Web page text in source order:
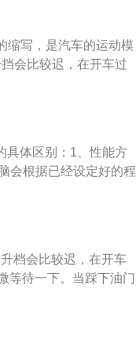
时间怠速、频繁并线
缩写，是汽车的运动模
会比较迟，在开车过
度相对来说比较温
于普通的驾驶挡，油
时候会切换到这个挡
具体区别：1、性能方
会根据已经设定好的程
自动挡，还有手自一
己挂档，不是用换档
耗量多，因为长时间
3、所用途径方面：S
档会比较迟，在开车
等待一下。当踩下油门
顺。2、S挡比D挡更耗
S挡的驾驶乐趣。3、S